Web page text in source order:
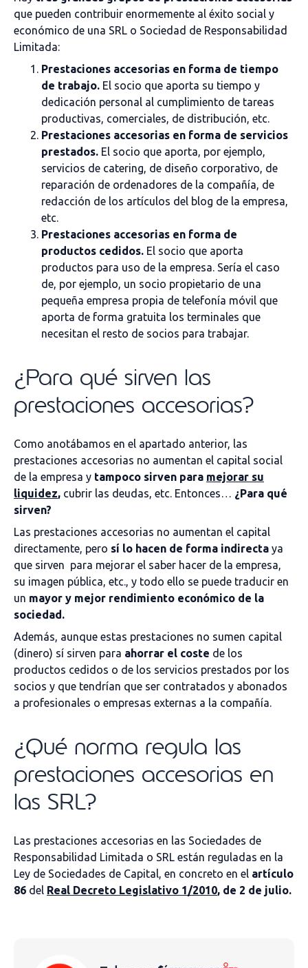
que pueden contribuir enormemente al éxito social y
económico de una SRL o Sociedad de Responsabilidad
Limitada:
Prestaciones accesorias en forma de tiempo
de trabajo. El socio que aporta su tiempo y
dedicación personal al cumplimiento de tareas
productivas, comerciales, de distribución, etc.
Prestaciones accesorias en forma de servicios
prestados. El socio que aporta, por ejemplo,
servicios de catering, de diseño corporativo, de
reparación de ordenadores de la compañía, de
redacción de los artículos del blog de la empresa,
etc.
Prestaciones accesorias en forma de
productos cedidos. El socio que aporta
productos para uso de la empresa. Sería el caso
de, por ejemplo, un socio propietario de una
pequeña empresa propia de telefonía móvil que
aporta de forma gratuita los terminales que
necesitan el resto de socios para trabajar.
¿Para qué sirven las
prestaciones accesorias?
Como anotábamos en el apartado anterior, las
prestaciones accesorias no aumentan el capital social
de la empresa y tampoco sirven para mejorar su
liquidez, cubrir las deudas, etc. Entonces… ¿Para qué
sirven?
Las prestaciones accesorias no aumentan el capital
directamente, pero sí lo hacen de forma indirecta ya
que sirven para mejorar el saber hacer de la empresa,
su imagen pública, etc., y todo ello se puede traducir en
un mayor y mejor rendimiento económico de la
sociedad.
Además, aunque estas prestaciones no sumen capital
(dinero) sí sirven para ahorrar el coste de los
productos cedidos o de los servicios prestados por los
socios y que tendrían que ser contratados y abonados
a profesionales o empresas externas a la compañía.
¿Qué norma regula las
prestaciones accesorias en
las SRL?
Las prestaciones accesorias en las Sociedades de
Responsabilidad Limitada o SRL están reguladas en la
Ley de Sociedades de Capital, en concreto en el artículo
86 del Real Decreto Legislativo 1/2010, de 2 de julio.